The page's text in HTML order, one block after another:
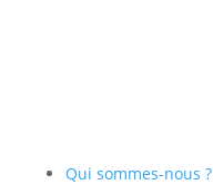
Qui sommes-nous ?